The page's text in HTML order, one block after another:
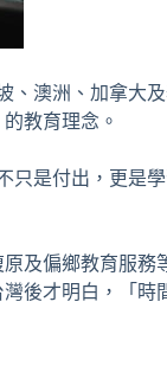
、澳洲、加拿大
教育理念。
只是付出，更是
及偏鄉教育服務
後才明白，「時